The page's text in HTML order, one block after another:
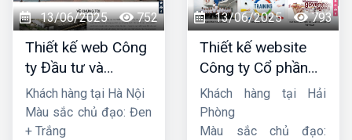
13/06/2025 752
Thiết kế web Công
ty Đầu tư và
Thương mại Five-
Star
Khách hàng tại Hà Nội
Màu sắc chủ đạo: Đen
+ Trắng
13/06/2025 793
Thiết kế website
Công ty Cổ phần
dịch vụ hàng hải
Sen
Khách hàng tại Hải
Phòng
Màu sắc chủ đạo: